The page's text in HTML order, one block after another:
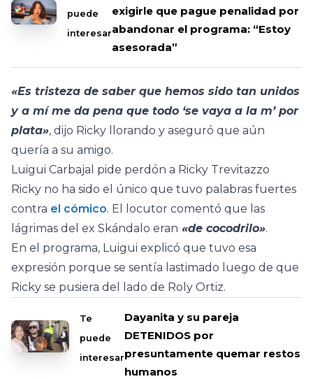
puede
interesar
exigirle que pague penalidad por
abandonar el programa: “Estoy
asesorada”
«Es tristeza de saber que hemos sido tan unidos
y a mí me da pena que todo ‘se vaya a la m’ por
plata», dijo Ricky llorando y aseguró que aún
quería a su amigo.
Luigui Carbajal pide perdón a Ricky Trevitazzo
Ricky no ha sido el único que tuvo palabras fuertes
contra el cómico. El locutor comentó que las
lágrimas del ex Skándalo eran «de cocodrilo».
En el programa, Luigui explicó que tuvo esa
expresión porque se sentía lastimado luego de que
Ricky se pusiera del lado de Roly Ortiz.
Te
puede
interesar
Dayanita y su pareja
DETENIDOS por
presuntamente quemar restos
humanos